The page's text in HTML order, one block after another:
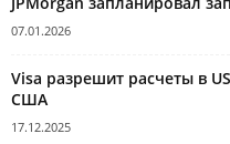
07.01.2026
Visa разрешит расчеты в
США
17.12.2025